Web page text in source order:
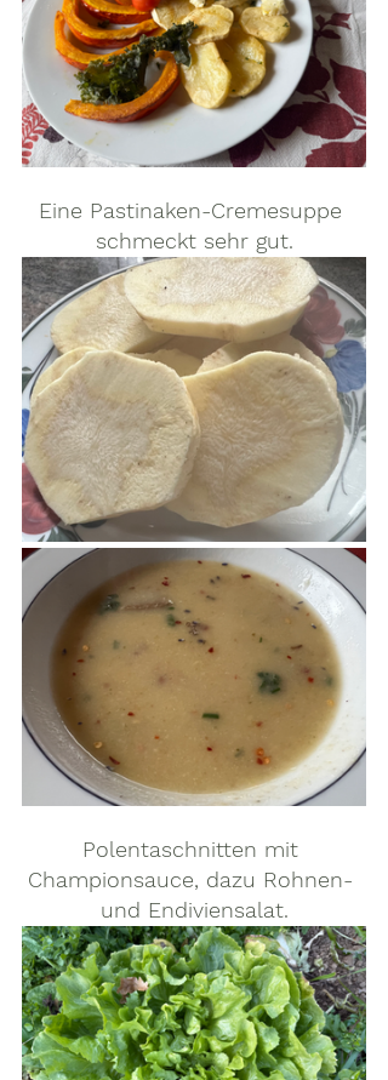
Eine Pastinaken-Cremesuppe
schmeckt sehr gut.
Polentaschnitten mit
Championsauce, dazu Rohnen-
und Endiviensalat.